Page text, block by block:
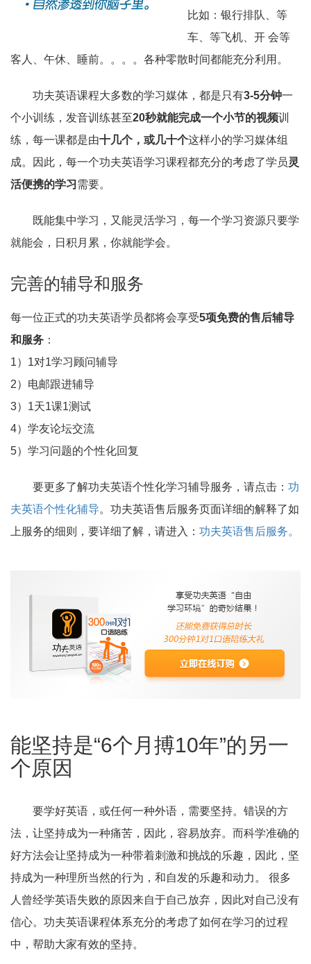
比如：银行排队、等
车、等飞机、开 会等
客人、午休、睡前。。。。各种零散时间都能充分利用。
功夫英语课程大多数的学习媒体，都是只有3-5分钟一
个小训练，发音训练甚至20秒就能完成一个小节的视频训
练，每一课都是由十几个，或几十个这样小的学习媒体组
成。因此，每一个功夫英语学习课程都充分的考虑了学员灵
活便携的学习 需要。
既能集中学习，又能灵活学习，每一个学习资源只要学
就能会，日积月累，你就能学会。
完善的辅导和服务
每一位正式的功夫英语学员都将会享受5项免费的售后辅导
和服务 ：
1）1对1学习顾问辅导
2）电邮跟进辅导
3）1天1课1测试
4）学友论坛交流
5）学习问题的个性化回复
要更多了解功夫英语个性化学习辅导服务，请点击： 功
夫英语个性化辅导。功夫英语售后服务页面详细的解释了如
上服务的细则，要详细了解，请进入： 功夫英语售后服务。
能坚持是“6个月搏10年”的另一
个原因
要学好英语，或任何一种外语，需要坚持。错误的方
法，让坚持成为一种痛苦，因此，容易放弃。而科学准确的
好方法会让坚持成为一种带着刺激和挑战的乐趣，因此，坚
持成为一种理所当然的行为，和自发的乐趣和动力。 很多
人曾经学英语失败的原因来自于自己放弃，因此对自己没有
信心。功夫英语课程体系充分的考虑了如何在学习的过程
中，帮助大家有效的坚持。